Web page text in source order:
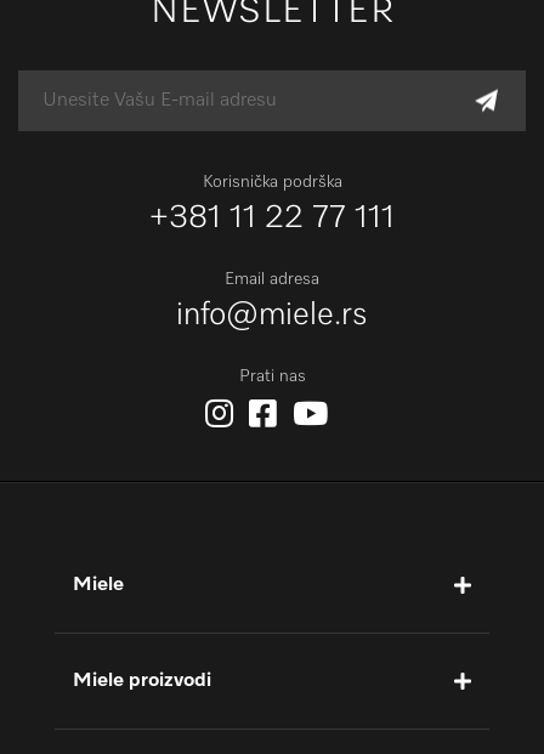
NEWSLETTER
Korisnička podrška
+381 11 22 77 111
Email adresa
info@miele.rs
Prati nas
Miele
Miele proizvodi